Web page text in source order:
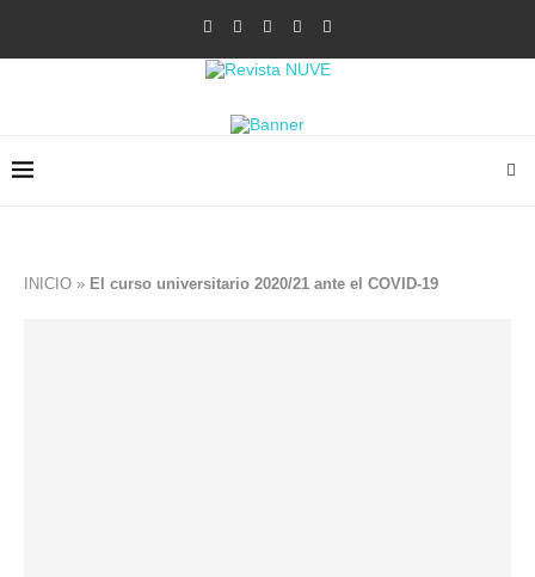
INICIO » El curso universitario 2020/21 ante el COVID-19